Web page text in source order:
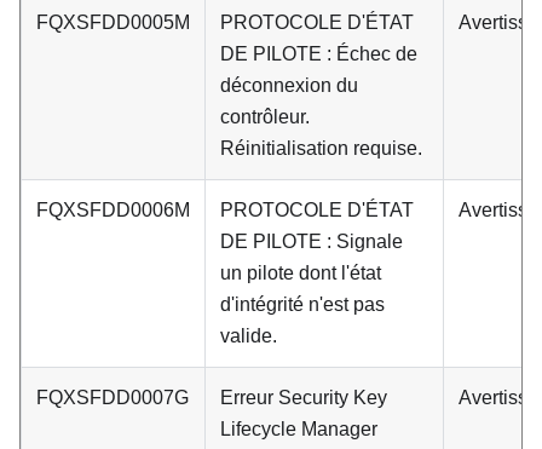
FQXSFDD0005M
PROTOCOLE D'ÉTAT
DE PILOTE : Échec de
déconnexion du
contrôleur.
Réinitialisation requise.
FQXSFDD0006M
PROTOCOLE D'ÉTAT
DE PILOTE : Signale
un pilote dont l'état
d'intégrité n'est pas
valide.
FQXSFDD0007G
Erreur Security Key
Lifecycle Manager